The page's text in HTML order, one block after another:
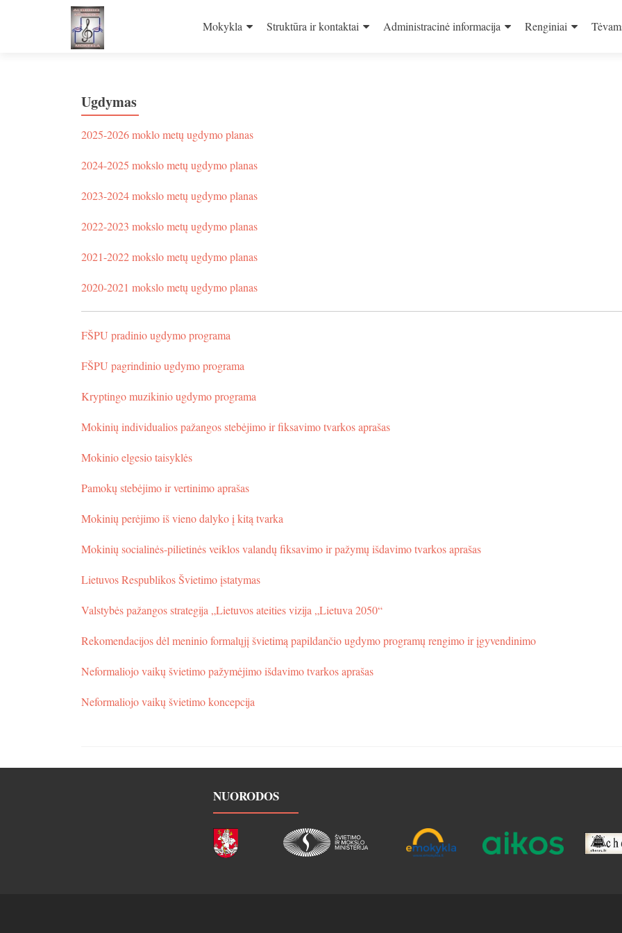
to
Mokykla Struktūra ir kontaktai Administracinė informacija Renginiai
Ugdymas
2025-2026 moklo metų ugdymo planas
2024-2025 mokslo metų ugdymo planas
2023-2024 mokslo metų ugdymo planas
2022-2023 mokslo metų ugdymo planas
2021-2022 mokslo metų ugdymo planas
2020-2021 mokslo metų ugdymo planas
FŠPU pradinio ugdymo programa
FŠPU pagrindinio ugdymo programa
Kryptingo muzikinio ugdymo programa
Mokinių individualios pažangos stebėjimo ir fiksavimo tvarkos aprašas
Mokinio elgesio taisyklės
Pamokų stebėjimo ir vertinimo aprašas
Mokinių perėjimo iš vieno dalyko į kitą tvarka
Mokinių socialinės-pilietinės veiklos valandų fiksavimo ir pažymų išdavimo tvarkos aprašas
Lietuvos Respublikos Švietimo įstatymas
Valstybės pažangos strategija „Lietuvos ateities vizija „Lietuva 2050“
Rekomendacijos dėl meninio formalųjį švietimą papildančio ugdymo programų rengimo ir įgyvendinimo
Neformaliojo vaikų švietimo pažymėjimo išdavimo tvarkos aprašas
Neformaliojo vaikų švietimo koncepcija
NUORODOS